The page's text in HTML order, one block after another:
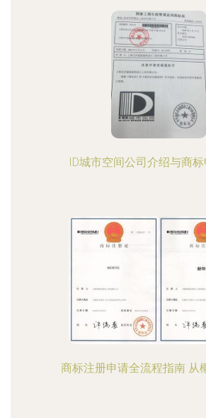
ID城市空间公司介绍与商
商标注册申请全流程指南 从